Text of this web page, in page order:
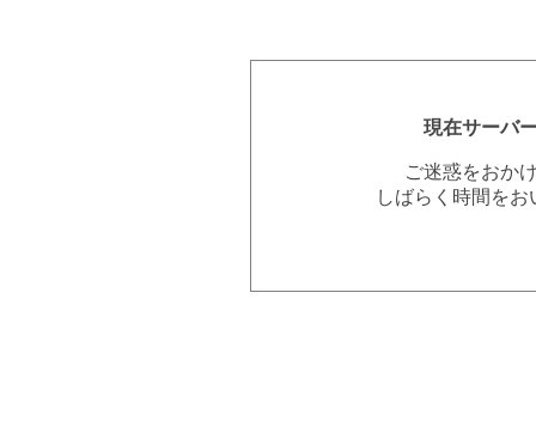
現在サーバ
ご迷惑をおか
しばらく時間を